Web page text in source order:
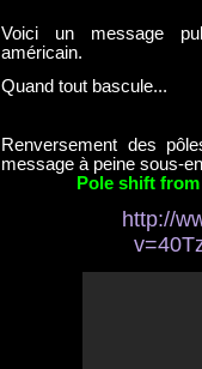
Voici un message
américain.
Quand tout bascule...
Renversement des
message à peine sous-
Pole shift
http://